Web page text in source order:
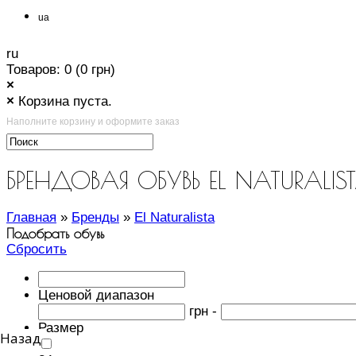
Назад
ua
ru
Товаров: 0 (0 грн)
×
× Корзина пуста.
Наполните корзину и оформите заказ
БРЕНДОВАЯ ОБУВЬ EL
Главная » Бренды » El Naturalista
Подобрать обувь
Сбросить
Ценовой диапазон
грн -
Размер